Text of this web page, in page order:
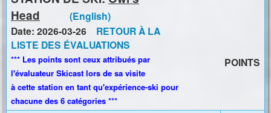
Head
(English)
Date: 2026-03-26
RETOUR À LA
LISTE DES ÉVALUATIONS
*** Les points sont ceux attribués par
l'évaluateur Skicast lors de sa visite
à cette station en tant qu'expérience-ski pour
chacune des 6 catégories ***
POINTS